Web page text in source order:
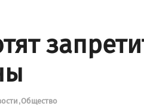
Общество